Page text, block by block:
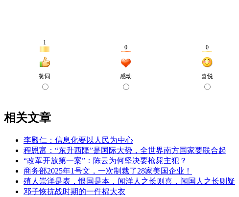
相关文章
李殿仁：信息化要以人民为中心
程恩富：“东升西降”是国际大势，全世界南方国家要联合起
“改革开放第一案”：陈云为何坚决要枪毙主犯？
商务部2025年1号文，一次制裁了28家美国企业！
殖人崇洋是表，恨国是本，闻洋人之长则喜，闻国人之长则疑
邓子恢抗战时期的一件棉大衣